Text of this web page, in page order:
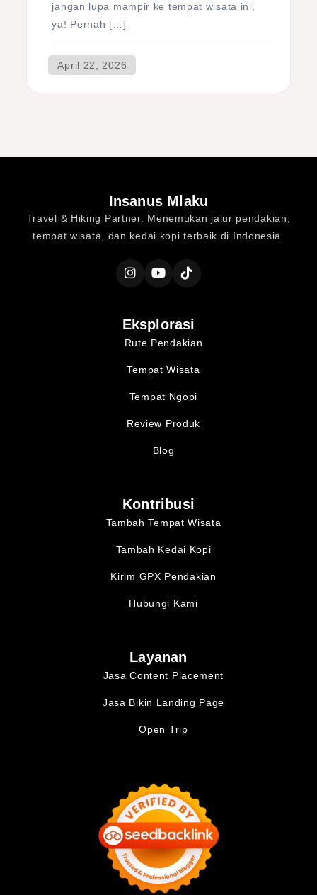
jangan lupa mampir ke tempat wisata ini,
ya! Pernah […]
Insanus Mlaku
Travel & Hiking Partner. Menemukan jalur pendakian,
tempat wisata, dan kedai kopi terbaik di Indonesia.
Eksplorasi
Rute Pendakian
Tempat Wisata
Tempat Ngopi
Review Produk
Blog
Kontribusi
Tambah Tempat Wisata
Tambah Kedai Kopi
Kirim GPX Pendakian
Hubungi Kami
Layanan
Jasa Content Placement
Jasa Bikin Landing Page
Open Trip